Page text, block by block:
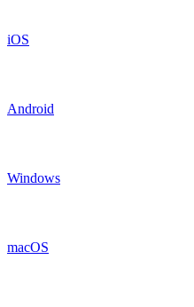
iOS
Android
Windows
macOS